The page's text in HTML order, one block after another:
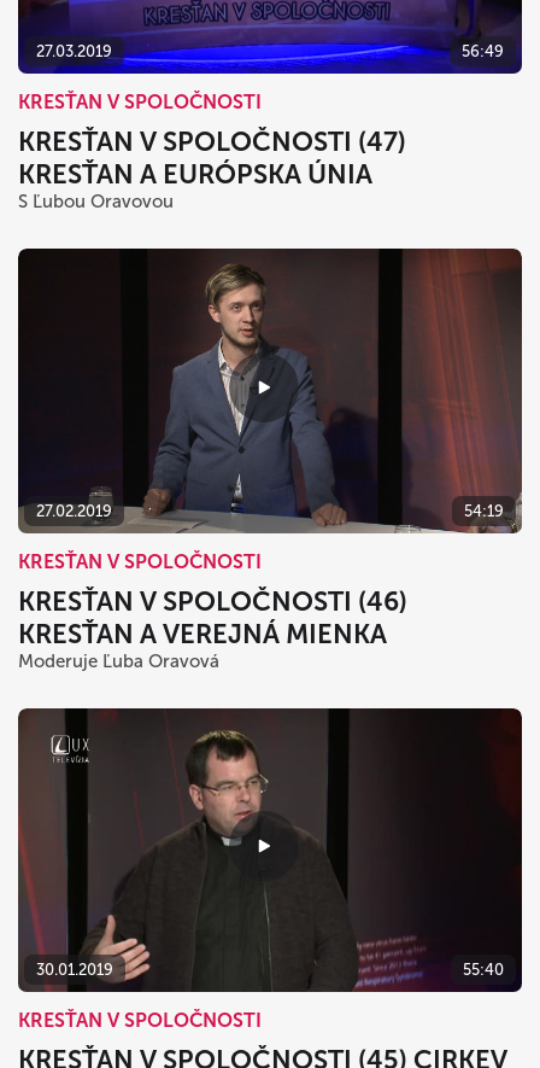
27.03.2019 56:49
KRESŤAN V SPOLOČNOSTI
KRESŤAN V SPOLOČNOSTI (47)
KRESŤAN A EURÓPSKA ÚNIA
S Ľubou Oravovou
27.02.2019 54:19
KRESŤAN V SPOLOČNOSTI
KRESŤAN V SPOLOČNOSTI (46)
KRESŤAN A VEREJNÁ MIENKA
Moderuje Ľuba Oravová
30.01.2019 55:40
KRESŤAN V SPOLOČNOSTI
KRESŤAN V SPOLOČNOSTI (45) CIRKEV